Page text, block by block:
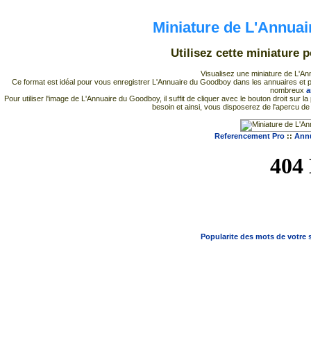
Miniature de
Utilisez cette miniature
Visualisez une miniature de
Ce format est idéal pour vous enregistrer L'Annuaire du Goodboy dans les annuaires
nombreux
Pour utiliser l'image de L'Annuaire du Goodboy, il suffit de cliquer avec le bouton droit sur
besoin et ainsi, vous disposerez de l'apercu
Referencement Pro::
Popularite des mots de votre